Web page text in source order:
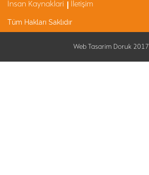
İnsan Kaynaklari
İletişim
Tüm Hakları Saklıdır
Web Tasarim Doruk 2017